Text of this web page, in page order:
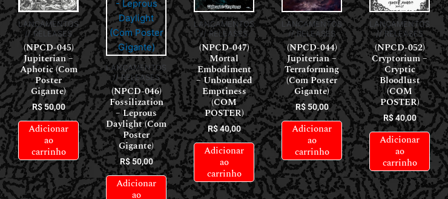
LANÇAMENTOS
// RELEASES
(NPCD-045)
Jupiterian –
Aphotic (Com
Poster
Gigante)
R$50,00
Adicionar
ao
carrinho
LANÇAMENTOS
// RELEASES
(NPCD-046)
Fossilization
– Leprous
Daylight (Com
Poster
Gigante)
R$50,00
Adicionar
ao
LANÇAMENTOS
// RELEASES
(NPCD-047)
Mortal
Embodiment
– Unbounded
Emptiness
(COM
POSTER)
R$40,00
Adicionar
ao
carrinho
LANÇAMENTOS
// RELEASES
(NPCD-044)
Jupiterian –
Terraforming
(Com Poster
Gigante)
R$50,00
Adicionar
ao
carrinho
LANÇAMENTOS
// RELEASES
(NPCD-052)
Cryptorium –
Cryptic
Bloodlust
(COM
POSTER)
R$40,00
Adicionar
ao
carrinho